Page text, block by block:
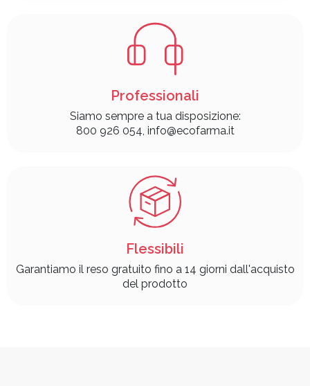
Professionali
Siamo sempre a tua disposizione:
800 926 054, info@ecofarma.it
Flessibili
Garantiamo il reso gratuito fino a 14 giorni dall'acquisto
del prodotto